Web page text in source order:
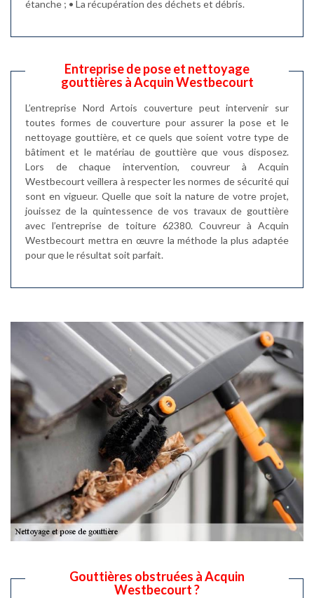
étanche ; • La récupération des déchets et débris.
Entreprise de pose et nettoyage
gouttières à Acquin Westbecourt
L’entreprise Nord Artois couverture peut intervenir sur
toutes formes de couverture pour assurer la pose et le
nettoyage gouttière, et ce quels que soient votre type de
bâtiment et le matériau de gouttière que vous disposez.
Lors de chaque intervention, couvreur à Acquin
Westbecourt veillera à respecter les normes de sécurité qui
sont en vigueur. Quelle que soit la nature de votre projet,
jouissez de la quintessence de vos travaux de gouttière
avec l’entreprise de toiture 62380. Couvreur à Acquin
Westbecourt mettra en œuvre la méthode la plus adaptée
pour que le résultat soit parfait.
Gouttières obstruées à Acquin
Westbecourt ?